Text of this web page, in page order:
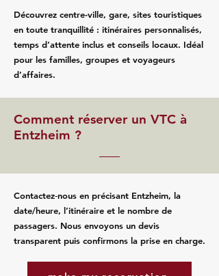
Découvrez centre-ville, gare, sites touristiques
en toute tranquillité : itinéraires personnalisés,
temps d’attente inclus et conseils locaux. Idéal
pour les familles, groupes et voyageurs
d’affaires.
Comment réserver un VTC à
Entzheim ?
Contactez‑nous en précisant Entzheim, la
date/heure, l’itinéraire et le nombre de
passagers. Nous envoyons un devis
transparent puis confirmons la prise en charge.